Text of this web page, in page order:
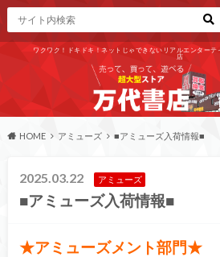
ワクワク！ドキドキ！ネットじゃできないリアルエンター
店
HOME アミューズ ■アミューズ入荷情報■
2025.03.22 アミューズ
■アミューズ入荷情報■
★アミューズメント部門★